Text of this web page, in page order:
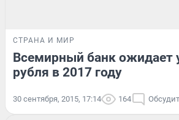
СТРАНА И МИР
Всемирный банк ожидает
рубля в 2017 году
30 сентября, 2015, 17:14 164